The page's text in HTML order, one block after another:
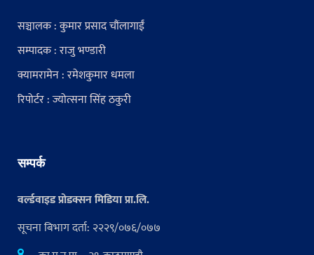
सञ्चालक : कुमार प्रसाद चौंलागाईं
सम्पादक : राजु भण्डारी
क्यामरामेन : रमेशकुमार धमला
रिपोर्टर : ज्योत्सना सिंह ठकुरी
सम्पर्क
वर्ल्डवाइड प्रोडक्सन मिडिया प्रा.लि.
सूचना बिभाग दर्ता: २२२९/०७६/०७७